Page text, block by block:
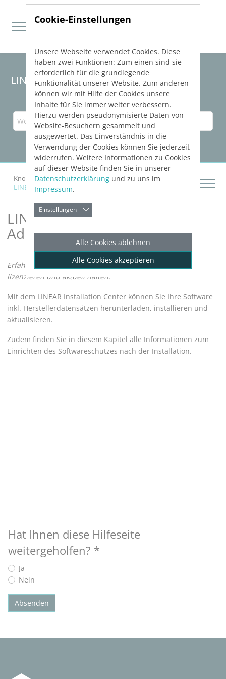
Direkt zur Hauptnavigation springen
Direkt zum Inhalt springen
LINEAR Solutions 24 für AutoCAD
Knowledge Base AutoCAD
LINEARInstallation und Administration
LINEARInstallation und
Administration
Erfahren Sie, wie Sie IhreLINEAR-Software installieren,
lizenzieren und aktuell halten.
Mit dem LINEAR Installation Center können Sie Ihre Software
inkl. Herstellerdatensätzen herunterladen, installieren und
aktualisieren.
Zudem finden Sie in diesem Kapitel alle Informationen zum
Einrichten des Softwareschutzes nach der Installation.
Hat Ihnen diese Hilfeseite
weitergeholfen? *
Ja
Nein
Absenden
Cookie-Einstellungen
Unsere Webseite verwendet Cookies. Diese
haben zwei Funktionen: Zum einen sind sie
erforderlich für die grundlegende
Funktionalität unserer Website. Zum anderen
können wir mit Hilfe der Cookies unsere
Inhalte für Sie immer weiter verbessern.
Hierzu werden pseudonymisierte Daten von
Website-Besuchern gesammelt und
ausgewertet. Das Einverständnis in die
Verwendung der Cookies können Sie jederzeit
widerrufen. Weitere Informationen zu Cookies
auf dieser Website finden Sie in unserer
Datenschutzerklärung und zu uns im
Impressum.
Einstellungen
Alle Cookies ablehnen
Alle Cookies akzeptieren